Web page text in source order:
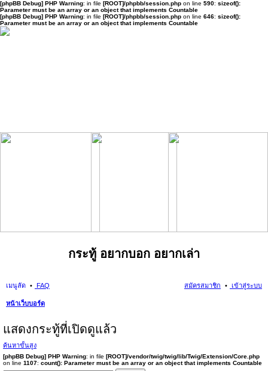
[phpBB Debug] PHP Warning: in file [ROOT]/phpbb/session.php on line 590: sizeof():
Parameter must be an array or an object that implements Countable
[phpBB Debug] PHP Warning: in file [ROOT]/phpbb/session.php on line 646: sizeof():
Parameter must be an array or an object that implements Countable
กระทู้ อยากบอก อยากเล่า
เมนูลัด FAQ เข้าสู่ระบบ
สมัครสมาชิก
หน้าเว็บบอร์ด
แสดงกระทู้ที่เปิดดูแล้ว
ค้นหาขั้นสูง
[phpBB Debug] PHP Warning: in file [ROOT]/vendor/twig/twig/lib/Twig/Extension/Core.php
on line 1107: count(): Parameter must be an array or an object that implements Countable